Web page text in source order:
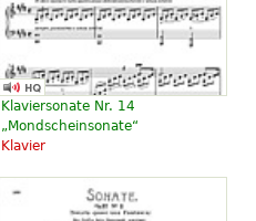
Symphony No. 5 in C minor, Op.
67
12,15 €
Eulenburg
Klaviersonate Nr. 14
„Mondscheinsonate“
Klavier